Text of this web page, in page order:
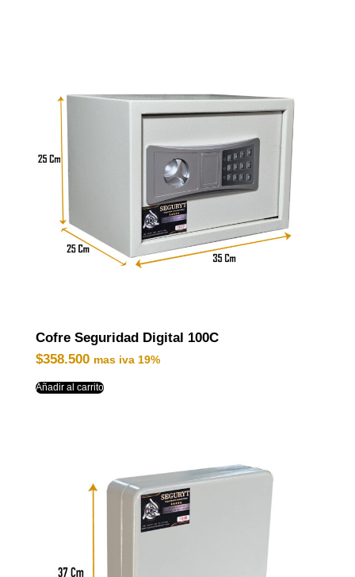
Cofre Seguridad Digital 100C
$358.500 mas iva 19%
Añadir al carrito